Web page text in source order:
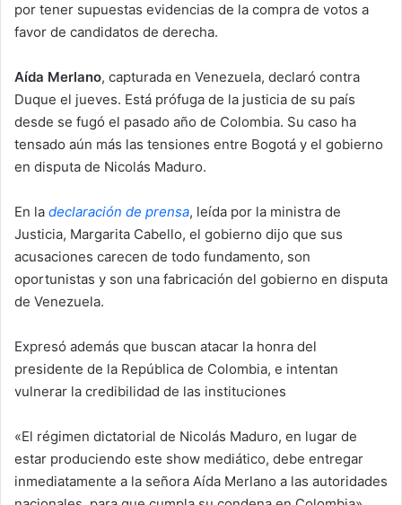
por tener supuestas evidencias de la compra de votos a
favor de candidatos de derecha.
Aída Merlano, capturada en Venezuela, declaró contra
Duque el jueves. Está prófuga de la justicia de su país
desde se fugó el pasado año de Colombia. Su caso ha
tensado aún más las tensiones entre Bogotá y el gobierno
en disputa de Nicolás Maduro.
En la declaración de prensa, leída por la ministra de
Justicia, Margarita Cabello, el gobierno dijo que sus
acusaciones carecen de todo fundamento, son
oportunistas y son una fabricación del gobierno en disputa
de Venezuela.
Expresó además que buscan atacar la honra del
presidente de la República de Colombia, e intentan
vulnerar la credibilidad de las instituciones
«El régimen dictatorial de Nicolás Maduro, en lugar de
estar produciendo este show mediático, debe entregar
inmediatamente a la señora Aída Merlano a las autoridades